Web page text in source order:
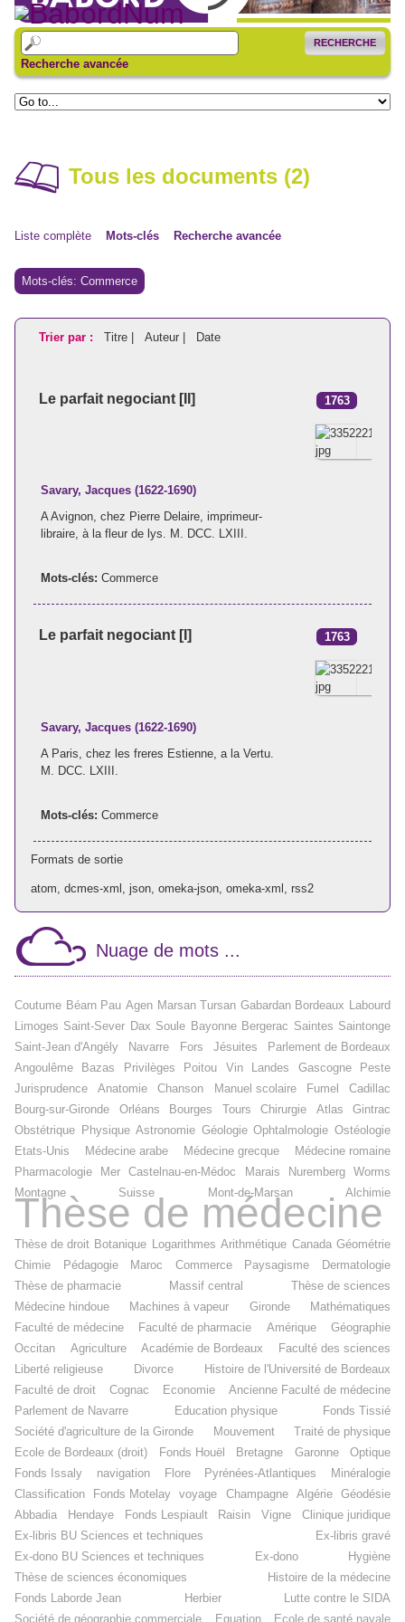
RECHERCHE
Recherche avancée
Tous les documents (2)
Liste complète Mots-clés Recherche avancée
Mots-clés: Commerce
Trier par : Titre | Auteur | Date
Le parfait negociant [II] 1763
Savary, Jacques (1622-1690)
A Avignon, chez Pierre Delaire, imprimeur-
libraire, à la fleur de lys. M. DCC. LXIII.
Mots-clés: Commerce
Le parfait negociant [I] 1763
Savary, Jacques (1622-1690)
A Paris, chez les freres Estienne, a la Vertu.
M. DCC. LXIII.
Mots-clés: Commerce
Formats de sortie
atom dcmes-xml json, omeka-json, omeka-xml rss2
Nuage de mots ...
Coutume Béarn Pau Agen Marsan Tursan Gabardan Bordeaux Labourd
Limoges Saint-Sever Dax Soule Bayonne Bergerac Saintes Saintonge
Saint-Jean d'Angély
Navarre Fors Jésuites
Parlement de Bordeaux
Angoulême
Bazas Privilèges Poitou Vin Landes Gascogne
Peste
Jurisprudence
Anatomie Chanson Manuel scolaire Fumel
Cadillac
Bourg-sur-Gironde
Orléans Bourges Tours Chirurgie Atlas
Gintrac
Obstétrique Physique Astronomie Géologie Ophtalmologie Ostéologie
Etats-Unis
Médecine arabe Médecine grecque
Médecine romaine
Pharmacologie
Mer Castelnau-en-Médoc Marais Nuremberg
Worms
Montagne
Suisse Mont-de-Marsan Alchimie
Thèse de médecine
Thèse de droit Botanique Logarithmes Arithmétique Canada Géométrie
Chimie
Pédagogie Maroc Commerce Paysagisme
Dermatologie
Thèse de pharmacie
Massif central
Thèse de sciences
Médecine hindoue
Machines à vapeur Gironde
Mathématiques
Faculté de médecine
Faculté de pharmacie Amérique
Géographie
Occitan
Agriculture Académie de Bordeaux
Faculté des sciences
Liberté religieuse
Divorce
Histoire de l'Université de Bordeaux
Faculté de droit
Cognac Economie
Ancienne Faculté de médecine
Parlement de Navarre
Education physique
Fonds Tissié
Société d'agriculture de la Gironde
Mouvement
Traité de physique
Ecole de Bordeaux (droit)
Fonds Houël Bretagne Garonne
Optique
Fonds Issaly
navigation Flore Pyrénées-Atlantiques
Minéralogie
Classification
Fonds Motelay voyage Champagne Algérie
Géodésie
Abbadia
Hendaye Fonds Lespiault Raisin Vigne
Clinique juridique
Ex-libris BU Sciences et techniques
Ex-libris gravé
Ex-dono BU Sciences et techniques
Ex-dono
Hygiène
Thèse de sciences économiques
Histoire de la médecine
Fonds Laborde Jean
Herbier
Lutte contre le SIDA
Société de géographie commerciale
Equation Ecole de santé navale